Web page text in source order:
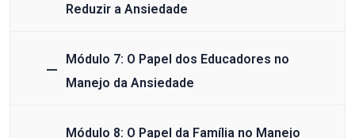
Reduzir a Ansiedade
Módulo 7: O Papel dos Educadores no
Manejo da Ansiedade
Módulo 8: O Papel da Família no Manejo